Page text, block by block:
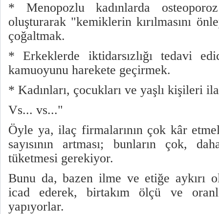
* Menopozlu kadınlarda
oluşturarak "kemiklerin kırılmasını
çoğaltmak.
* Erkeklerde iktidarsızlığı tedavi
kamuoyunu harekete geçirmek.
* Kadınları, çocukları ve yaşlı kişileri
Vs... vs..."
Öyle ya, ilaç firmalarının çok kâr
sayısının artması; bunların çok,
tüketmesi gerekiyor.
Bunu da, bazen ilme ve etiğe aykırı
icad ederek, birtakım ölçü ve
yapıyorlar.